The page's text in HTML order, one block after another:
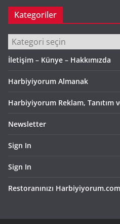
Kategoriler
Kategoriler
İletişim – Künye – Hakkımızda
Harbiyiyorum Almanak
Harbiyiyorum Reklam, Tanıtım
Newsletter
Sign In
Sign In
Restoranınızı